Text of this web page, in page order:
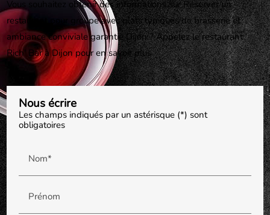
Vous souhaitez obtenir des informations sur Réserver un
restaurant pour groupe avec plats typiques de brasserie et
ambiance conviviale garantie Dijon ? Appelez le restaurant
Rich' Bar à Dijon pour en savoir plus
Nous écrire
Les champs indiqués par un astérisque (*) sont
obligatoires
Nom*
Prénom